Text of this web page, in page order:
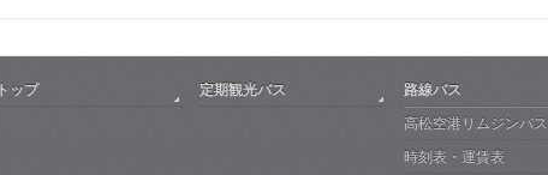
トップ 定期観光バス
路線バス
高松空港リムジンバス
時刻表・運賃表